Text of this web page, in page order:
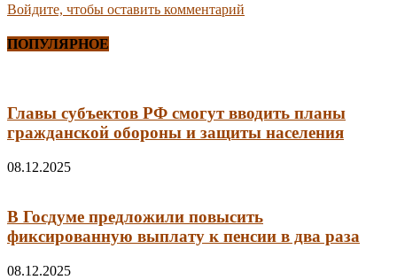
Войдите, чтобы оставить комментарий
ПОПУЛЯРНОЕ
Главы субъектов РФ смогут вводить планы
гражданской обороны и защиты населения
08.12.2025
В Госдуме предложили повысить
фиксированную выплату к пенсии в два раза
08.12.2025